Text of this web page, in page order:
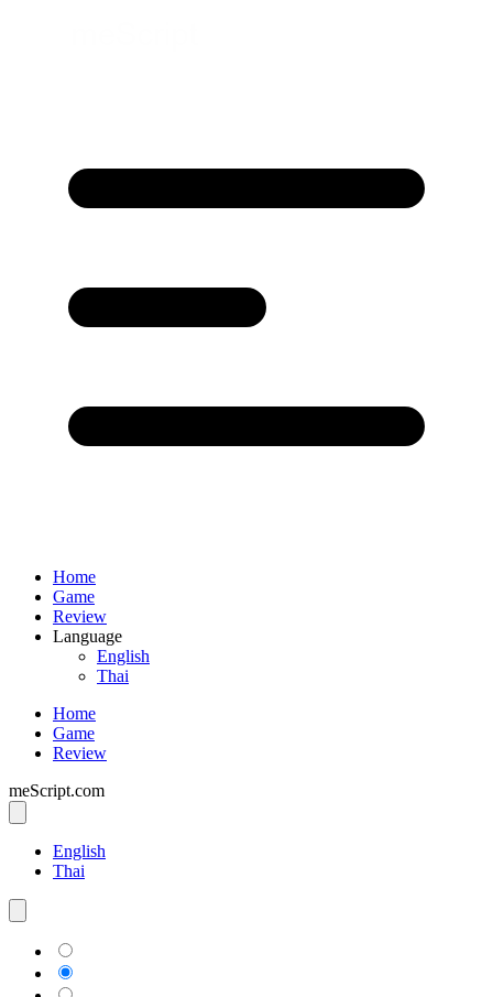
Home
Game
Review
Language
English
Thai
Home
Game
Review
meScript.com
English
Thai